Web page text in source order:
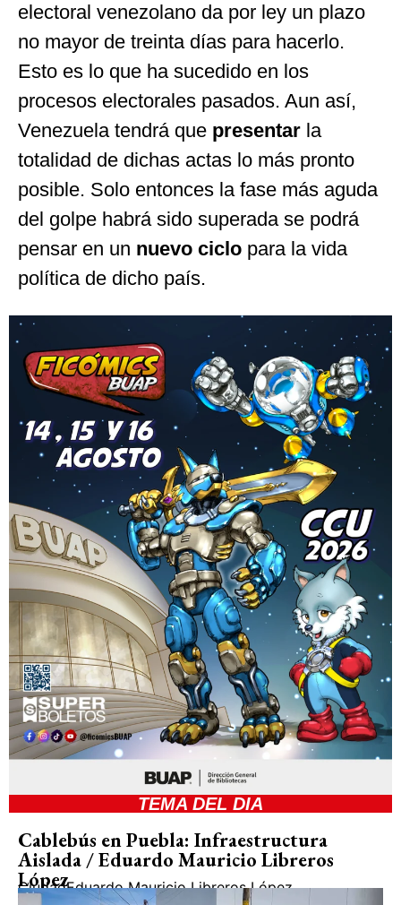
electoral venezolano da por ley un plazo
no mayor de treinta días para hacerlo.
Esto es lo que ha sucedido en los
procesos electorales pasados. Aun así,
Venezuela tendrá que presentar la
totalidad de dichas actas lo más pronto
posible. Solo entonces la fase más aguda
del golpe habrá sido superada se podrá
pensar en un nuevo ciclo para la vida
política de dicho país.
TEMA DEL DIA
Cablebús en Puebla: Infraestructura
Aislada / Eduardo Mauricio Libreros
López
CiudadEduardo Mauricio Libreros López